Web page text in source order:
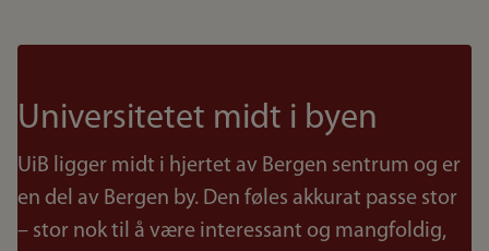
Universitetet midt i byen
UiB ligger midt i hjertet av Bergen sentrum og er
en del av Bergen by. Den føles akkurat passe stor
– stor nok til å være interessant og mangfoldig,